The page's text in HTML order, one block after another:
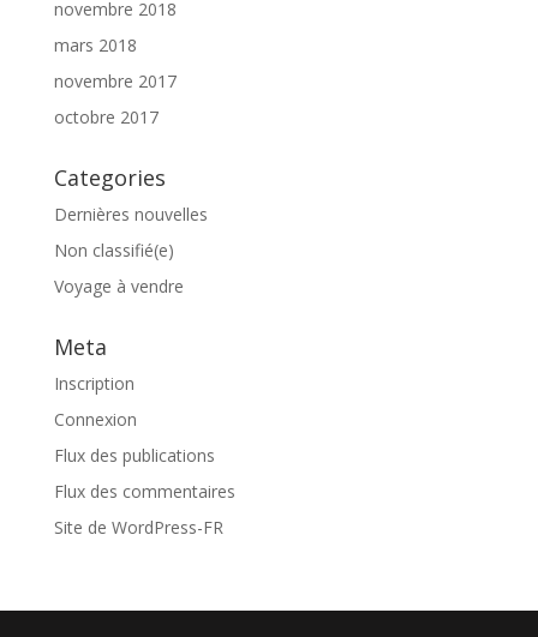
novembre 2018
mars 2018
novembre 2017
octobre 2017
Categories
Dernières nouvelles
Non classifié(e)
Voyage à vendre
Meta
Inscription
Connexion
Flux des publications
Flux des commentaires
Site de WordPress-FR